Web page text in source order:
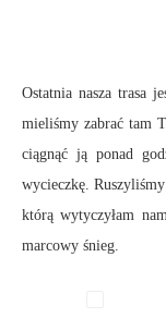
Ostatnia nasza trasa
mieliśmy zabrać tam
ciągnąć ją ponad
wycieczkę.
którą wytyczyłam
marcowy śnieg.